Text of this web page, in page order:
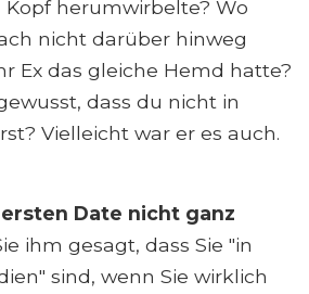
herumwirbelte? Wo
nicht darüber hinweg
Ex das gleiche Hemd hatte?
dass du nicht in
Vielleicht war er es auch.
Date nicht ganz
ihm gesagt, dass Sie "in
sind, wenn Sie wirklich